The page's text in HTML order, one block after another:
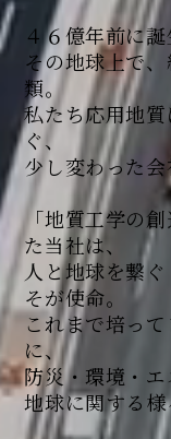
４６億年前に
その地球上で
類。
私たち応用地
ぐ、
少し変わった会
「地質工学の
た当社は、
人と地球を繋
そが使命。
これまで培っ
に、
防災・環境・
地球に関する